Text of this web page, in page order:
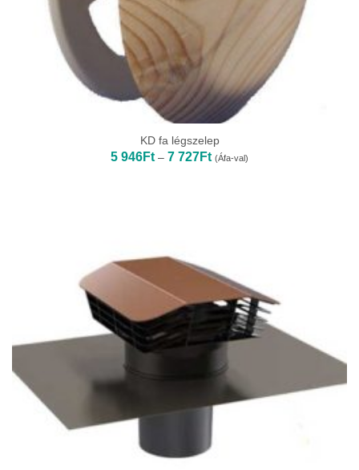
KD fa légszelep
5 946Ft – 7 727FtÁrtartomány:
5
(Áfa-val)